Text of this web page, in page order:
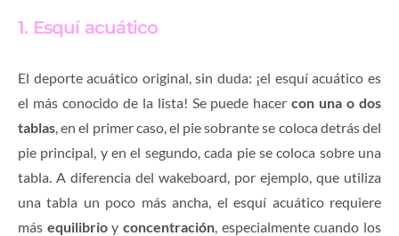
1. Esquí acuático
El deporte acuático original, sin duda: ¡el esquí acuático es
el más conocido de la lista! Se puede hacercon una o dos
tablas , en el primer caso, el pie sobrante se coloca detrás del
pie principal, y en el segundo, cada pie se coloca sobre una
tabla. A diferencia del wakeboard, por ejemplo, que utiliza
una tabla un poco más ancha, el esquí acuático requiere
más equilibrioyconcentración , especialmente cuando los